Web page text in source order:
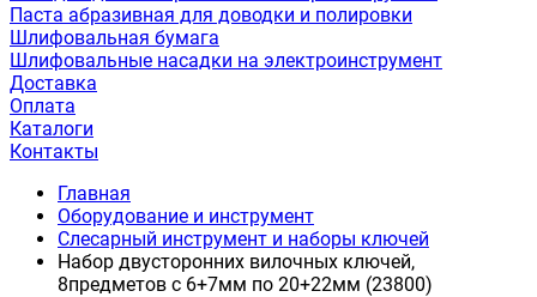
Паста абразивная для доводки и полировки
Шлифовальная бумага
Шлифовальные насадки на электроинструмент
Доставка
Оплата
Каталоги
Контакты
Главная
Оборудование и инструмент
Слесарный инструмент и наборы ключей
Набор двусторонних вилочных ключей,
8предметов с 6+7мм по 20+22мм (23800)